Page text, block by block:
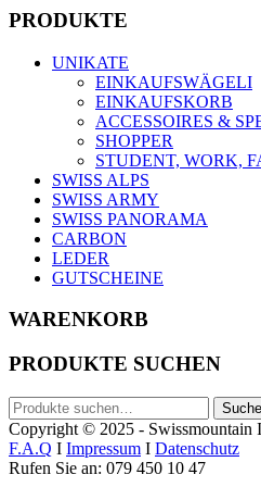
PRODUKTE
UNIKATE
EINKAUFSWÄGELI
EINKAUFSKORB
ACCESSOIRES &
SHOPPER
STUDENT, WORK,
SWISS ALPS
SWISS ARMY
SWISS PANORAMA
CARBON
LEDER
GUTSCHEINE
WARENKORB
PRODUKTE SUCHEN
Suche
nach:
Suche
Copyright © 2025 - Swissmountain I
F.A.Q I Impressum I Datenschutz
Rufen Sie an: 079 450 10 47